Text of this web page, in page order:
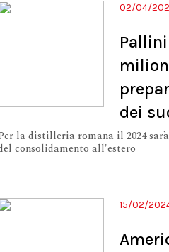
02/04/
dei
la distilleria romana il 2024
consolidamento all'estero
15/02/